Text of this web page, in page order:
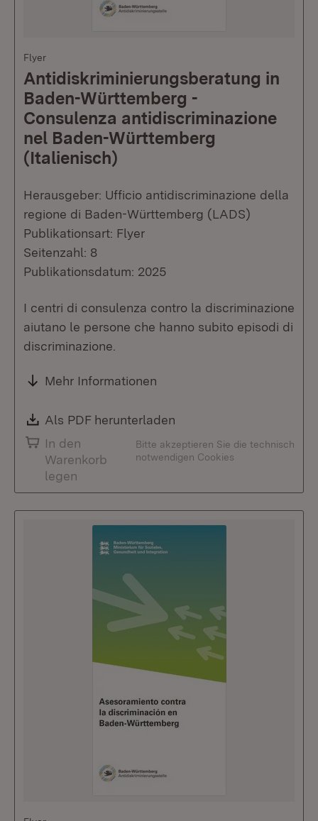
Flyer
Antidiskriminierungsberatung in
Baden-Württemberg -
Consulenza antidiscriminazione
nel Baden-Württemberg
(Italienisch)
Herausgeber: Ufficio antidiscriminazione della
regione di Baden-Württemberg (LADS)
Publikationsart: Flyer
Seitenzahl: 8
Publikationsdatum: 2025
I centri di consulenza contro la discriminazione
aiutano le persone che hanno subito episodi di
discriminazione.
Mehr Informationen
Download:
Als PDF herunterladen
In den
Warenkorb
legen
Bitte akzeptieren Sie die technisch
notwendigen Cookies